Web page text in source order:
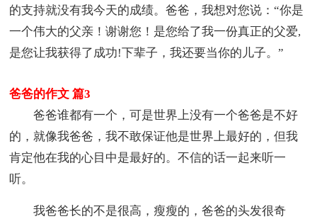
的支持就没有我今天的成绩。爸爸，我想对您说：“你是
一个伟大的父亲！谢谢您！是您给了我一份真正的父爱,
是您让我获得了成功!下辈子，我还要当你的儿子。”
爸爸的作文 篇3
爸爸谁都有一个，可是世界上没有一个爸爸是不好
的，就像我爸爸，我不敢保证他是世界上最好的，但我
肯定他在我的心目中是最好的。不信的话一起来听一
听。
我爸爸长的不是很高，瘦瘦的，爸爸的头发很奇